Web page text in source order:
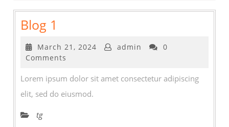
Blog 1
1
March 21, 2024 Marchadmin
0
Comments
Lorem ipsum dolor sit amet consectetur adipiscing
elit, sed do eiusmod.
tg